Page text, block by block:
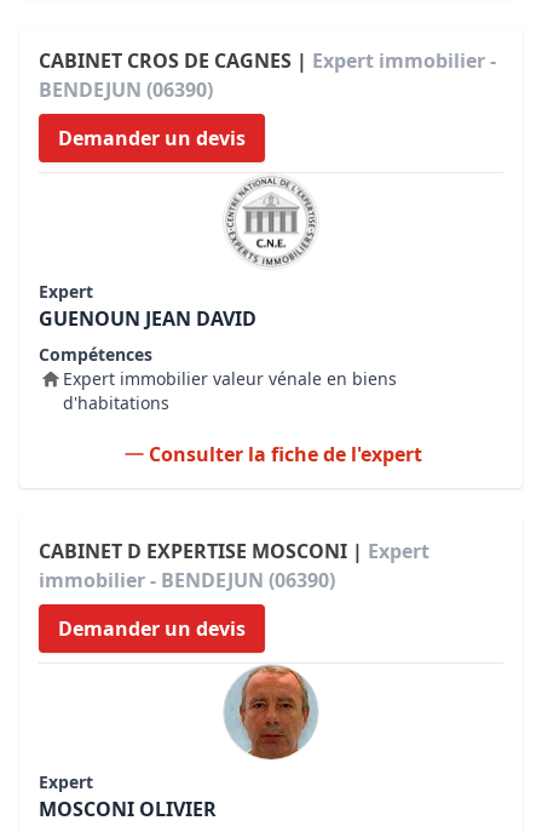
CABINET CROS DE CAGNES | Expert immobilier -
BENDEJUN (06390)
Demander un devis
Expert
GUENOUN JEAN DAVID
Compétences
Expert immobilier valeur vénale en biens
d'habitations
Consulter la fiche de l'expert
CABINET D EXPERTISE MOSCONI | Expert
immobilier - BENDEJUN (06390)
Demander un devis
Expert
MOSCONI OLIVIER